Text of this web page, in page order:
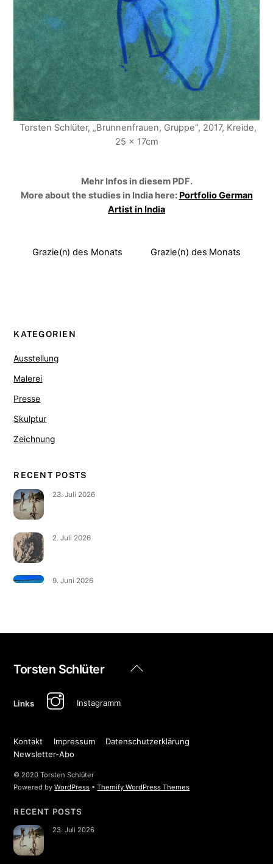
Torsten Schlüter, „Brunnenfrauen, Gruppe“, 2017, Kreide,
25 x 17cm
Mehr Infos in diesem PDF.
More about the studies in India here: Portfolio German
Artist in India
Grazie(n) des Monats Grazie(n) des Monats
KATEGORIEN
Ausstellung
Malerei
Presse
Skulptur
Zeichnung
RECENT POSTS
23. Juli 2026
2. Juli 2026
9. Juni 2026
Back
Torsten Schlüter
Links Instagramm
Kontakt Impressum
Datenschutzerklärung
Newsletter-Abo
© 2020 Torsten Schlüter
Powered byWordPress •Themify WordPress Themes
RECENT POSTS
23. Juli 2026